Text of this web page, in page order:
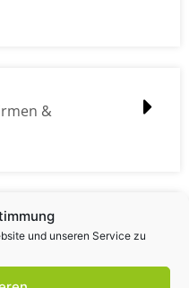
und unseren Service zu
&
Logos und Texte)